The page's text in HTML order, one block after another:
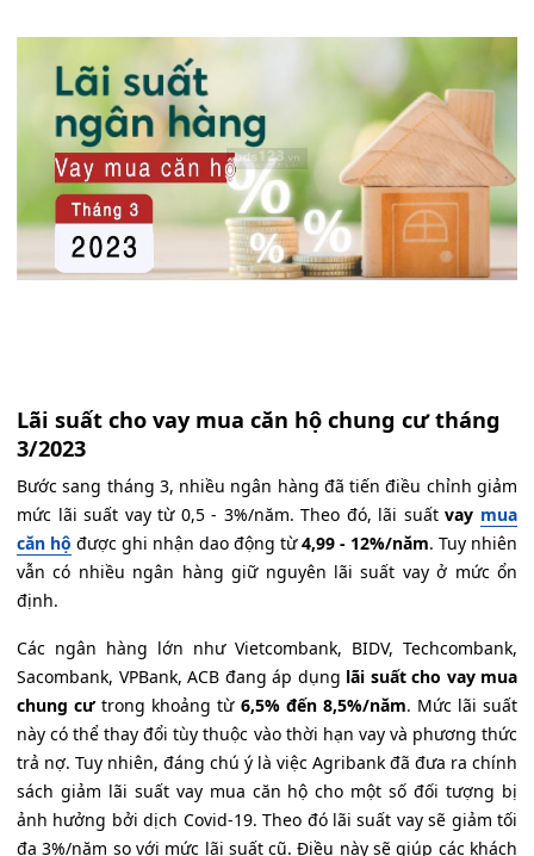
Lãi suất cho vay mua căn hộ chung cư tháng
3/2023
Bước sang tháng 3, nhiều ngân hàng đã tiến điều chỉnh giảm
mức lãi suất vay từ 0,5 - 3%/năm. Theo đó, lãi suấtvay mua
căn hộ được ghi nhận dao động từ4,99 - 12%/năm. Tuy nhiên
vẫn có nhiều ngân hàng giữ nguyên lãi suất vay ở mức ổn
định.
Các ngân hàng lớn như Vietcombank, BIDV, Techcombank,
Sacombank, VPBank, ACB đang áp dụng lãi suất cho vay mua
chung cưtrong khoảng từ 6,5% đến 8,5%/năm. Mức lãi suất
này có thể thay đổi tùy thuộc vào thời hạn vay và phương thức
trả nợ. Tuy nhiên, đáng chú ý là việc Agribank đã đưa ra chính
sách giảm lãi suất vay mua căn hộ cho một số đối tượng bị
ảnh hưởng bởi dịch Covid-19. Theo đó lãi suất vay sẽ giảm tối
đa 3%/năm so với mức lãi suất cũ. Điều này sẽ giúp các khách